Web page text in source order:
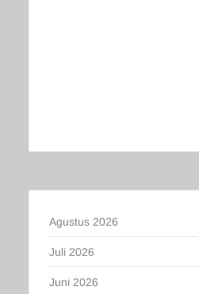
Agustus 2026
Juli 2026
Juni 2026